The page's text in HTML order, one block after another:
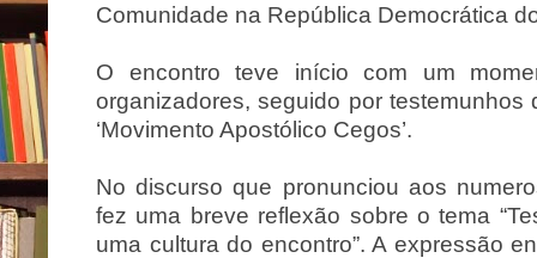
Comunidade na República Democrática
O encontro teve início com um
organizadores, seguido por
‘Movimento Apostólico Cegos’.
No discurso que pronunciou aos
fez uma breve reflexão sobre o tema
uma cultura do encontro”. A expressão